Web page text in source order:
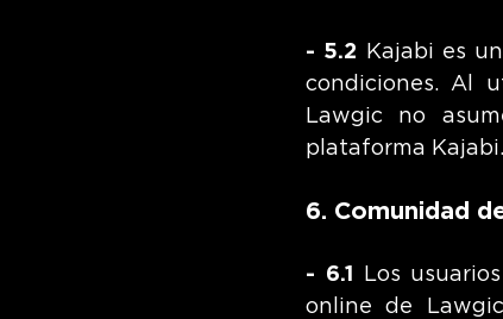
- 5.2 Kajabi es
condiciones. Al
Lawgic no
plataforma Kajabi.
6. Comunidad
- 6.1
Los
online de